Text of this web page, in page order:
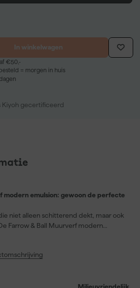
In winkelwagen
€50,-
= morgen in huis
Kiyoh gecertificeerd
modern emulsion: gewoon de perfecte
niet alleen schitterend dekt, maar ook
Farrow & Ball Muurverf modern
gebruikte ruimte, deze verf kan het
matte glansgraad en een rendement
per liter, biedt deze watergedragen (acryl)